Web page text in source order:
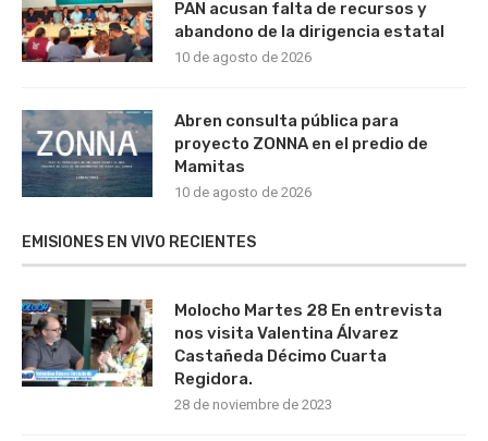
PAN acusan falta de recursos y
abandono de la dirigencia estatal
10 de agosto de 2026
Abren consulta pública para
proyecto ZONNA en el predio de
Mamitas
10 de agosto de 2026
EMISIONES EN VIVO RECIENTES
Molocho Martes 28 En entrevista
nos visita Valentina Álvarez
Castañeda Décimo Cuarta
Regidora.
28 de noviembre de 2023